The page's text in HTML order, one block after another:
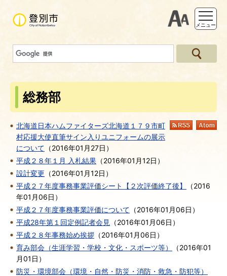
支援ツー
メニュー
総務部
RSS
北海道日本ハムファイターズ北海道１７９市町
村応援大使直筆サイン入りユニフォームの展示
について （2016年01月27日 ）
平成２８年１月 入札結果 （2016年01月12日 ）
設計変更 （2016年01月12日 ）
平成２７年度事務事業評価シート【２次評価終了後】
（2016
年01月06日 ）
平成２７年度事務事業評価について （2016年01月06日 ）
平成28年第１回定例記者会見 （2016年01月06日 ）
平成２８年事務始め挨拶 （2016年01月06日 ）
育み部会（生涯学習・学校・文化・スポーツ等）
（2016年01
月01日 ）
防災・環境部会（環境・自然・防災・消防・救急・防犯等）